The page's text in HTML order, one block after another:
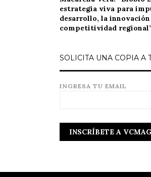
estrategia viva para
desarrollo, la
competitividad
SOLICITA UNA COPIA A
INGRESA TU EMAIL